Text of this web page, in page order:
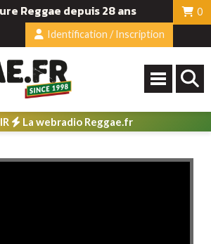
Reggae depuis 28 ans
0
Identification / Inscription
La webradio Reggae.fr